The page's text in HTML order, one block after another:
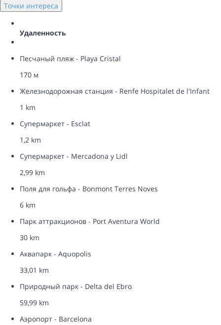
Точки интереса
Удаленность
Песчаный пляж - Playa Cristal
170 м
Железнодорожная станция - Renfe Hospitalet de l'Infant
1 km
Супермаркет - Esclat
1,2 km
Супермаркет - Mercadona y Lidl
2,99 km
Поля для гольфа - Bonmont Terres Noves
6 km
Парк аттракционов - Port Aventura World
30 km
Аквапарк - Aquopolis
33,01 km
Природный парк - Delta del Ebro
59,99 km
Аэропорт - Barcelona